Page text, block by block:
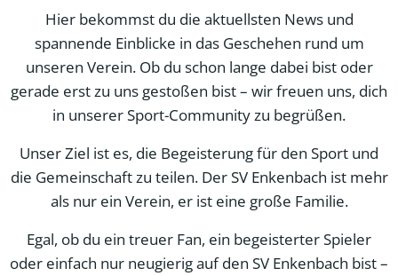
Hier bekommst du die aktuellsten News und
spannende Einblicke in das Geschehen rund um
unseren Verein. Ob du schon lange dabei bist oder
gerade erst zu uns gestoßen bist – wir freuen uns, dich
in unserer Sport-Community zu begrüßen.
Unser Ziel ist es, die Begeisterung für den Sport und
die Gemeinschaft zu teilen. Der SV Enkenbach ist mehr
als nur ein Verein, er ist eine große Familie.
Egal, ob du ein treuer Fan, ein begeisterter Spieler
oder einfach nur neugierig auf den SV Enkenbach bist –